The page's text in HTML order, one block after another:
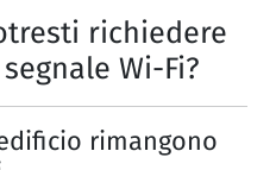
richiedere
Wi-Fi?
rimangono